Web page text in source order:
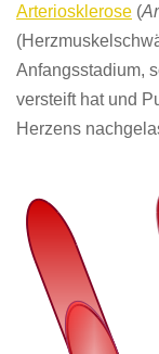
Arteriosklerose (
Anfangsstadium,
versteift hat und
Herzens